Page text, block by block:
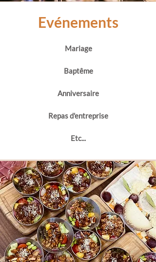
Evénements
Mariage
Baptême
Anniversaire
Repas d'entreprise
Etc...